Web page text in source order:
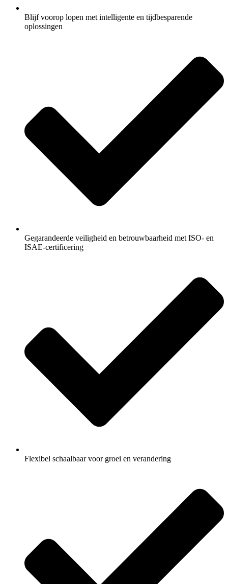
Blijf voorop lopen met intelligente en tijdbesparende
oplossingen
Gegarandeerde veiligheid en betrouwbaarheid met ISO- en
ISAE-certificering
Flexibel schaalbaar voor groei en verandering